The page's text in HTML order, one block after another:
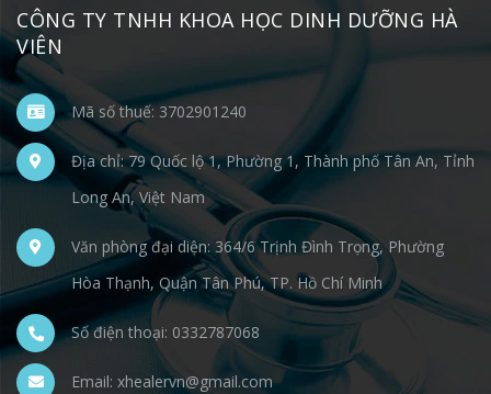
CÔNG TY TNHH KHOA HỌC DINH DƯỠNG HÀ
VIÊN
Mã số thuế: 3702901240
Địa chỉ: 79 Quốc lộ 1, Phường 1, Thành phố Tân An, Tỉnh
Long An, Việt Nam
Văn phòng đại diện: 364/6 Trịnh Đình Trọng, Phường
Hòa Thạnh, Quận Tân Phú, TP. Hồ Chí Minh
Số điện thoại: 0332787068
Email: xhealervn@gmail.com